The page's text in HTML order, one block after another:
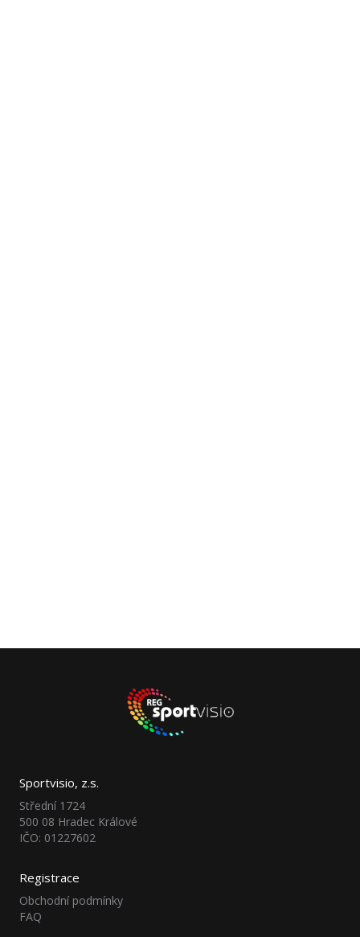
Sportvisio, z.s.
Střední 1724
500 08 Hradec Králové
IČO: 01227602
Registrace
Obchodní podmínky
FAQ